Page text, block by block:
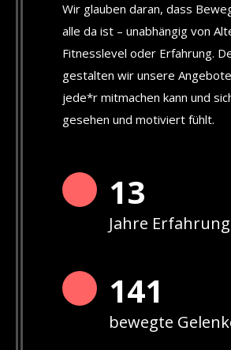
Wir glauben daran, dass
alle da ist – unabhängig von
Fitnesslevel oder Erfahrung.
gestalten wir unsere
jede*r mitmachen kann und
gesehen und motiviert fühlt.
13
Jahre Erfahrung
142
bewegte